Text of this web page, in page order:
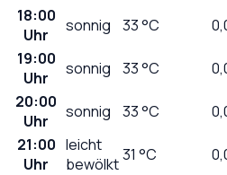
18:00
Uhr
sonnig 33°C
19:00
Uhr
sonnig 33°C
20:00
Uhr
sonnig 33°C
21:00
Uhr
leicht
bewölkt31 °C